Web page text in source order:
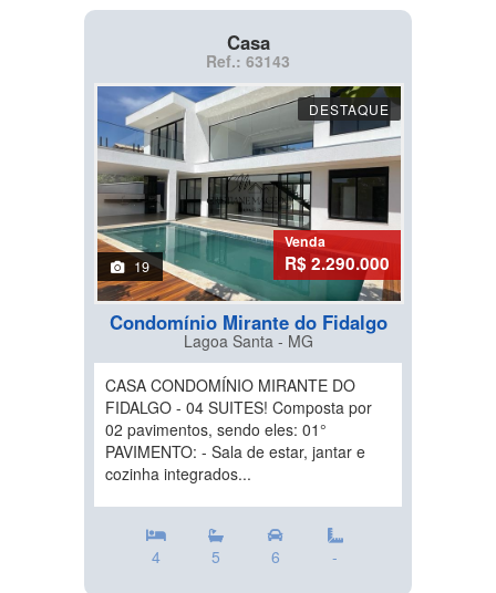
Casa
Ref.: 63143
DESTAQUE
19
Venda
R$ 2.290.000
Condomínio Mirante do Fidalgo
Lagoa Santa - MG
CASA CONDOMÍNIO MIRANTE DO
FIDALGO - 04 SUITES! Composta por
02 pavimentos, sendo eles: 01°
PAVIMENTO: - Sala de estar, jantar e
cozinha integrados...
4 5 6 -